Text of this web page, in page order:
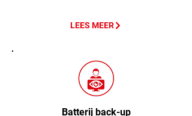
LEES MEER
Batterij back-up